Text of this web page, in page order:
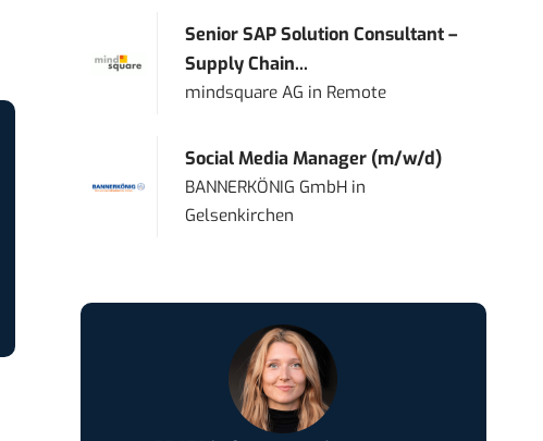
Senior SAP Solution Consultant –
Supply Chain...
mindsquare AG in Remote
Social Media Manager (m/w/d)
BANNERKÖNIG GmbH in
Gelsenkirchen